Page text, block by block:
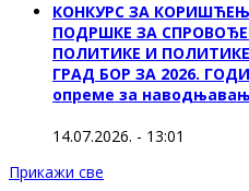
КОНКУРС ЗА
ПОДРШКЕ ЗА
ПОЛИТИКЕ И
ГРАД БОР ЗА 2026.
опреме за
14.07.2026. - 13:01
Прикажи све